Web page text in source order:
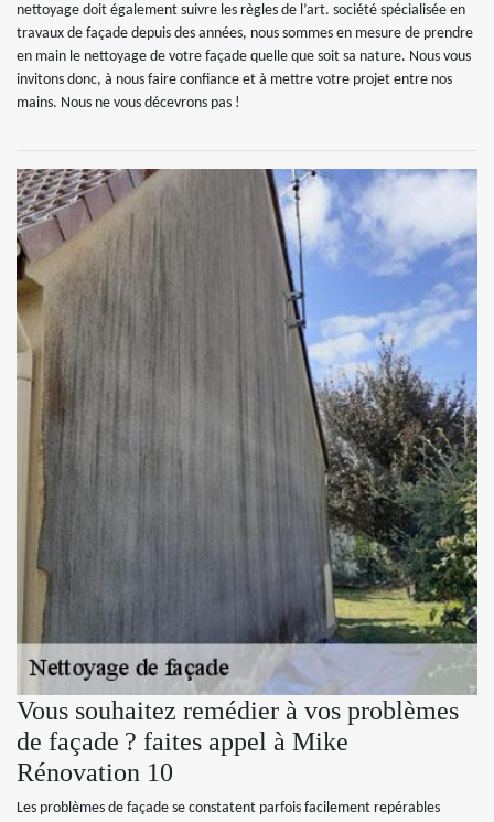
nettoyage doit également suivre les règles de l’art. société spécialisée en
travaux de façade depuis des années, nous sommes en mesure de prendre
en main le nettoyage de votre façade quelle que soit sa nature. Nous vous
invitons donc, à nous faire confiance et à mettre votre projet entre nos
mains. Nous ne vous décevrons pas !
Vous souhaitez remédier à vos problèmes
de façade ? faites appel à Mike
Rénovation 10
Les problèmes de façade se constatent parfois facilement repérables